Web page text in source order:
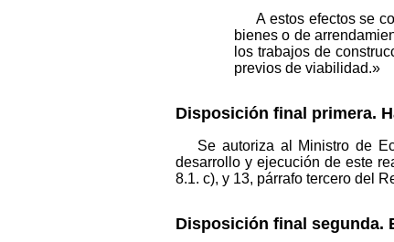
A estos efectos se
bienes o de
los trabajos de
previos de viabilidad.»
Disposición final primera.
Se autoriza al Ministro de
desarrollo y ejecución de este
8.1. c), y 13, párrafo tercero del
Disposición final segunda.